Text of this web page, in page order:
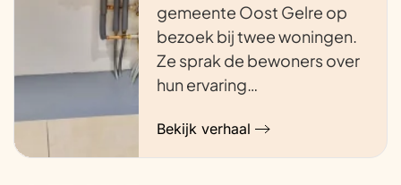
gemeente Oost Gelre op
bezoek bij twee woningen.
Ze sprak de bewoners over
hun ervaring…
Bekijk verhaal